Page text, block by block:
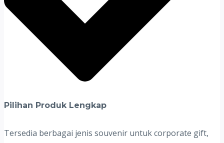
Pilihan Produk Lengkap
Tersedia berbagai jenis souvenir untuk corporate gift,